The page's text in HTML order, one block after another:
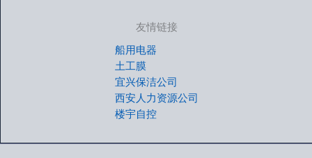
友情链接
船用电器
土工膜
宜兴保洁公司
西安人力资源公司
楼宇自控